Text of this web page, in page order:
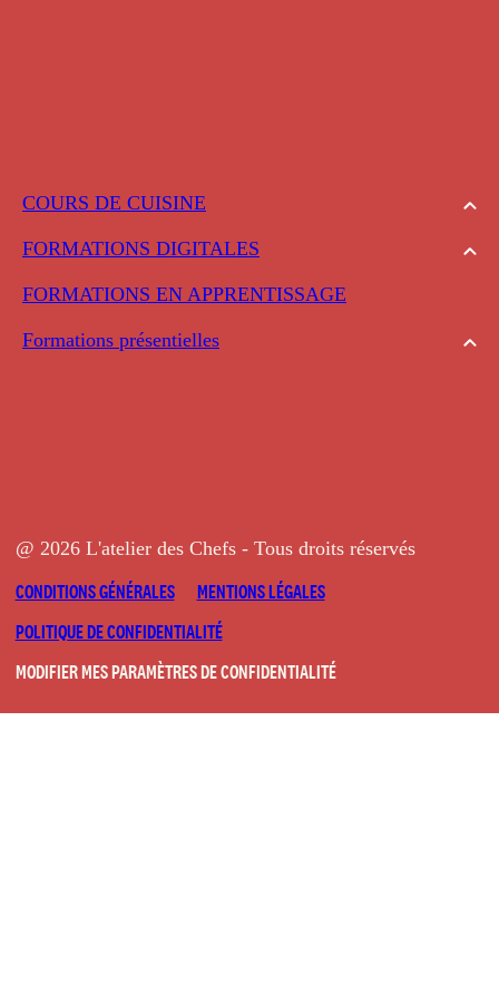
COURS DE CUISINE
FORMATIONS DIGITALES
FORMATIONS EN APPRENTISSAGE
Formations présentielles
@ 2026 L'atelier des Chefs - Tous droits réservés
CONDITIONS GÉNÉRALES
MENTIONS LÉGALES
POLITIQUE DE CONFIDENTIALITÉ
MODIFIER MES PARAMÈTRES DE CONFIDENTIALITÉ